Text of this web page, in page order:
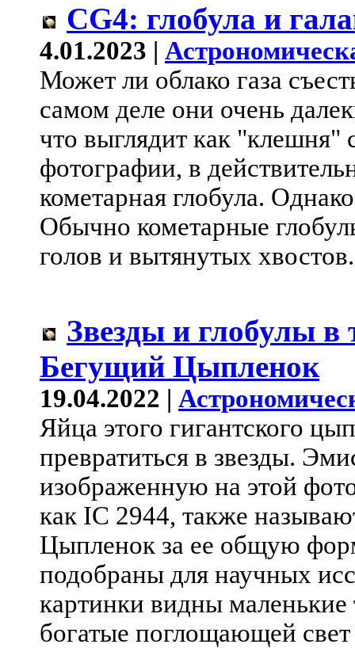
CG4: глобула и
4.01.2023 |
Может ли облако газа
самом деле они очень
что выглядит как "клешня"
фотографии, в
кометарная глобула.
Обычно кометарные
голов и вытянутых хвостов.
Звезды и глобулы в
Бегущий Цыпленок
19.04.2022 |
Яйца этого гигантского
превратиться в звезды.
изображенную на этой
как IC 2944, также
Цыпленок за ее общую
подобраны для научных
картинки видны
богатые поглощающей